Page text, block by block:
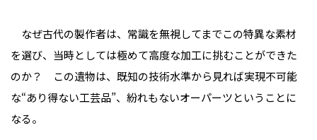
なぜ古代の製作者は、常識を無視してまでこの特異な素材
を選び、当時としては極めて高度な加工に挑むことができた
のか？ この遺物は、既知の技術水準から見れば実現不可能
な“あり得ない工芸品”、紛れもないオーパーツということに
なる。